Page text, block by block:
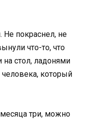
Не покраснел, не
что-то, что
стол, ладонями
который
три, можно